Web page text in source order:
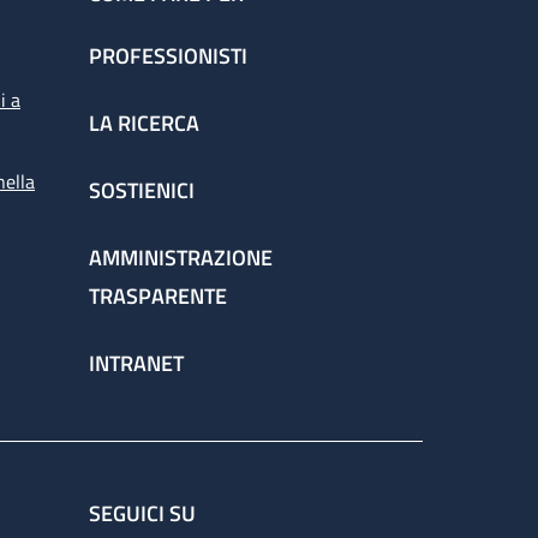
a
PROFESSIONISTI
LA RICERCA
SOSTIENICI
AMMINISTRAZIONE
TRASPARENTE
INTRANET
SEGUICI SU